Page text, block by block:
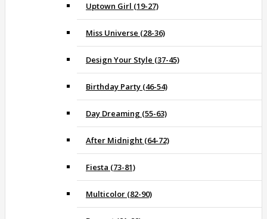
Uptown Girl (19-27)
Miss Universe (28-36)
Design Your Style (37-45)
Birthday Party (46-54)
Day Dreaming (55-63)
After Midnight (64-72)
Fiesta (73-81)
Multicolor (82-90)